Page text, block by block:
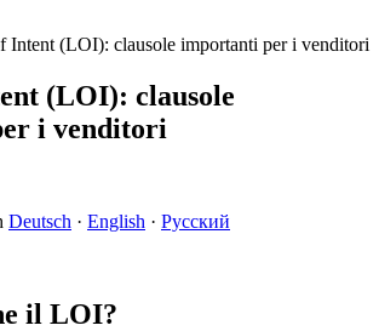
Intent (LOI): clausole importanti per i venditori
(LOI): clausole
i venditori
Deutsch · English · Русский
il LOI?